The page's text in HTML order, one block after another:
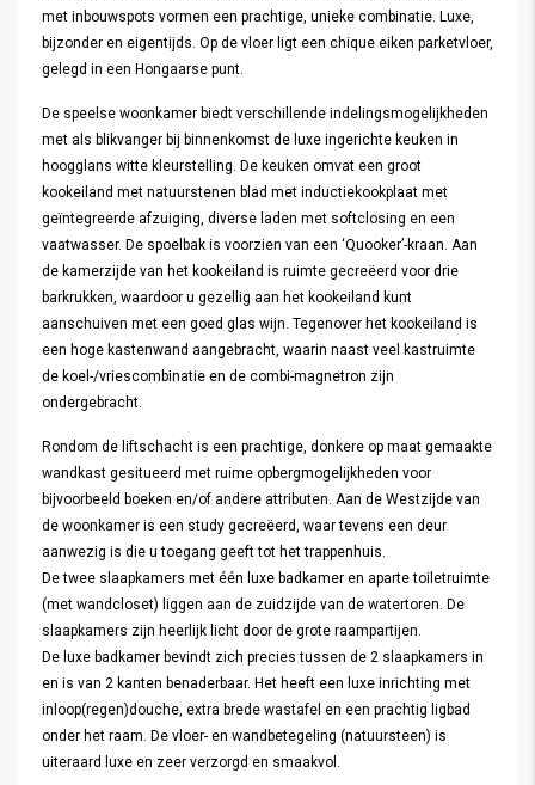
met inbouwspots vormen een prachtige, unieke combinatie. Luxe,
bijzonder en eigentijds. Op de vloer ligt een chique eiken parketvloer,
gelegd in een Hongaarse punt.
De speelse woonkamer biedt verschillende indelingsmogelijkheden
met als blikvanger bij binnenkomst de luxe ingerichte keuken in
hoogglans witte kleurstelling. De keuken omvat een groot
kookeiland met natuurstenen blad met inductiekookplaat met
geïntegreerde afzuiging, diverse laden met softclosing en een
vaatwasser. De spoelbak is voorzien van een ‘Quooker’-kraan. Aan
de kamerzijde van het kookeiland is ruimte gecreëerd voor drie
barkrukken, waardoor u gezellig aan het kookeiland kunt
aanschuiven met een goed glas wijn. Tegenover het kookeiland is
een hoge kastenwand aangebracht, waarin naast veel kastruimte
de koel-/vriescombinatie en de combi-magnetron zijn
ondergebracht.
Rondom de liftschacht is een prachtige, donkere op maat gemaakte
wandkast gesitueerd met ruime opbergmogelijkheden voor
bijvoorbeeld boeken en/of andere attributen. Aan de Westzijde van
de woonkamer is een study gecreëerd, waar tevens een deur
aanwezig is die u toegang geeft tot het trappenhuis.
De twee slaapkamers met één luxe badkamer en aparte toiletruimte
(met wandcloset) liggen aan de zuidzijde van de watertoren. De
slaapkamers zijn heerlijk licht door de grote raampartijen.
De luxe badkamer bevindt zich precies tussen de 2 slaapkamers in
en is van 2 kanten benaderbaar. Het heeft een luxe inrichting met
inloop(regen)douche, extra brede wastafel en een prachtig ligbad
onder het raam. De vloer- en wandbetegeling (natuursteen) is
uiteraard luxe en zeer verzorgd en smaakvol.